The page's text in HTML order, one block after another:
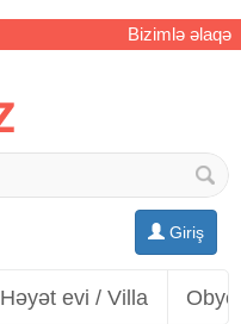
Bizimlə əlaqə
Giriş
Həyət evi / Villa